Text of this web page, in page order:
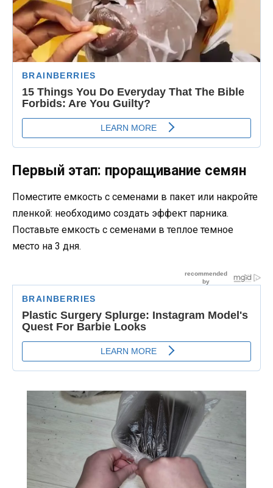
Первый этап: проращивание семян
Поместите емкость с семенами в пакет или накройте
пленкой: необходимо создать эффект парника.
Поставьте емкость с семенами в теплое темное
место на 3 дня.